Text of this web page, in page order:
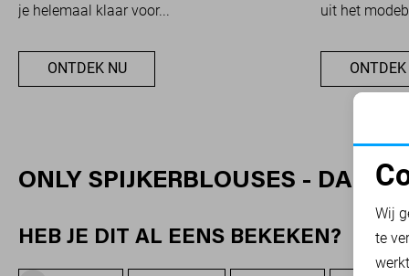
je helemaal klaar voor...
ONTDEK NU
uit het
ONTDEK
ONLY SPIJKERBLOUSES - DAMES
HEB JE DIT AL EENS BEKEKEN?
Wij
te